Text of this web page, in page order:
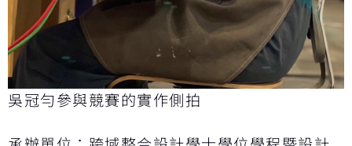
吳冠勻參與競賽的實作側拍